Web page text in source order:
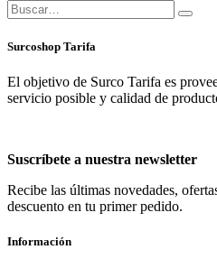
Surcoshop Tarifa
El objetivo de Surco Tarifa es
servicio posible y calidad de
Suscríbete a nuestra newsletter
Recibe las últimas novedades,
descuento en tu primer pedido.
Información